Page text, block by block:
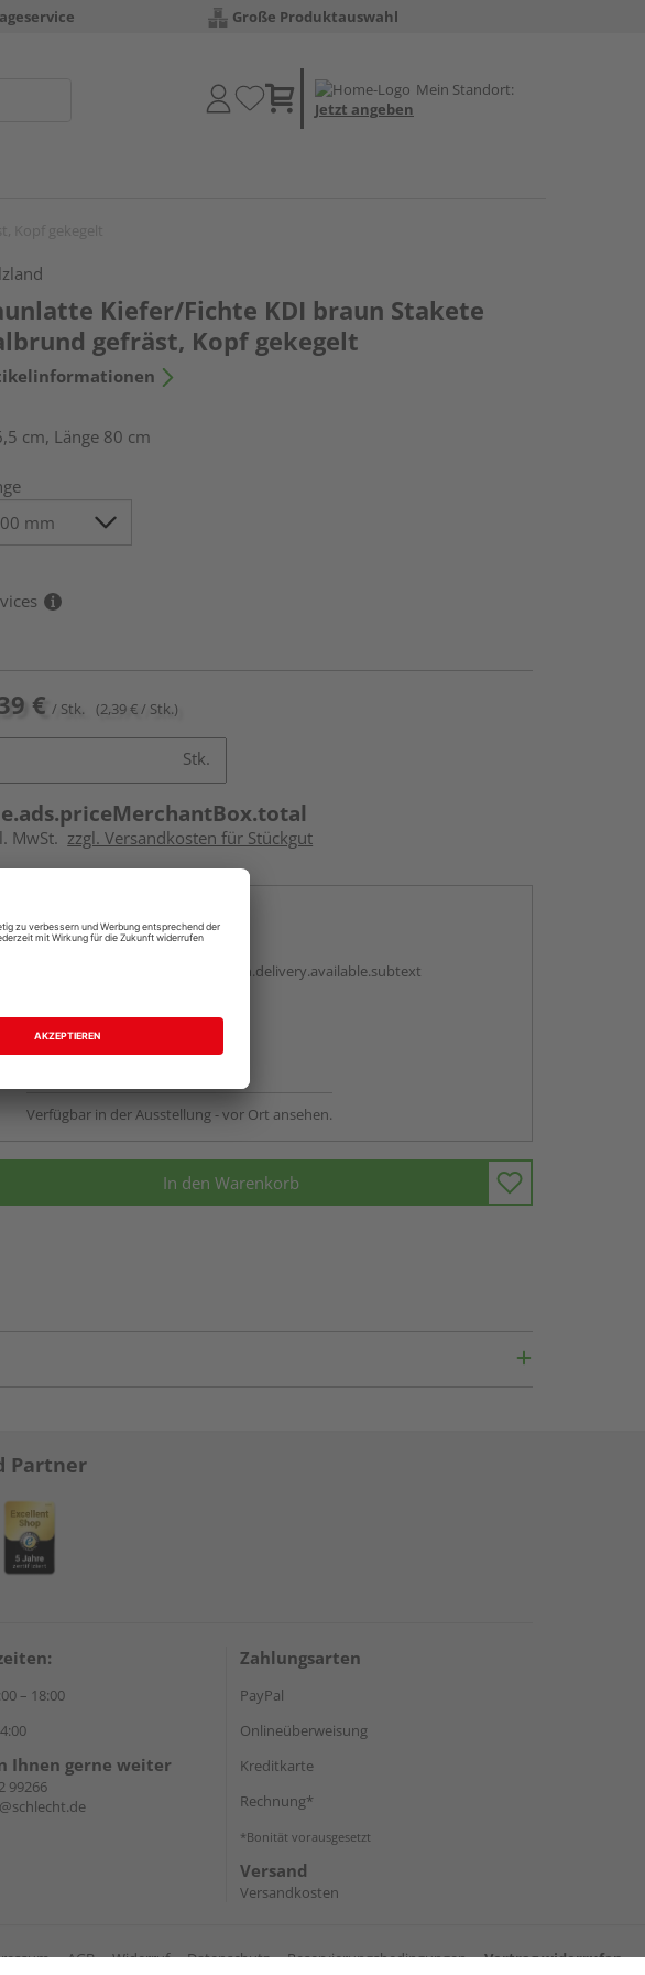
Große Produktauswahl
Mein Standort:
Jetzt angeben
Kiefer/Fichte KDI braun Stakete
gefräst, Kopf gekegelt
cm, Länge 80 cm
€ / Stk. (2,39 € / Stk.)
Stk.
MwSt. zzgl. Versandkosten für Stückgut
Online bestellen
vue.ads.priceMerchantBox.option.delivery.available.subtext
Beim Händler abholen
Auf Lager:Abholung möglich
Verfügbar in der Ausstellung - vor Ort ansehen.
In den Warenkorb
Partner
– 18:00
Ihnen gerne weiter
99266
Zahlungsarten
PayPal
Onlineüberweisung
Kreditkarte
Rechnung*
*Bonität vorausgesetzt
Versand
Versandkosten
AGB Widerruf Datenschutz Reservierungsbedingungen Vertrag widerrufen